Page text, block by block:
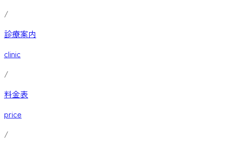
/
診療案内
clinic
/
料金表
price
/